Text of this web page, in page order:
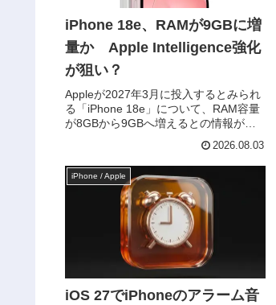
iPhone 18e、RAMが9GBに増
量か Apple Intelligence強化
が狙い？
Appleが2027年3月に投入するとみられ
る「iPhone 18e」について、RAM容量
が8GBから9GBへ増えるとの情報が出
ありませんが、Apple Intelligenceを端
末上で快適に動作させるた...
2026.08.03
iPhone / Apple
iOS 27でiPhoneのアラーム音